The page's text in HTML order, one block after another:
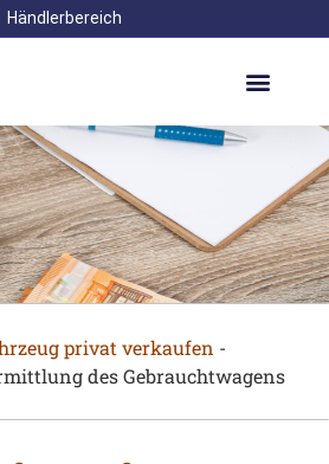
Händlerbereich
privat verkaufen -
des Gebrauchtwagens